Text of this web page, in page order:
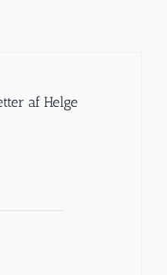
af Helge